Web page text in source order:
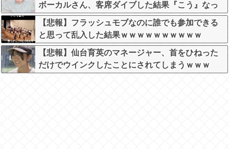
ボーカルさん、客席ダイブした結果『こう』なっ
てしまいお気持ち表明してしまう…
【悲報】フラッシュモブなのに誰でも参加できる
と思って乱入した結果ｗｗｗｗｗｗｗｗｗｗ
【悲報】仙台育英のマネージャー、首をひねった
だけでウインクしたことにされてしまうｗｗｗ